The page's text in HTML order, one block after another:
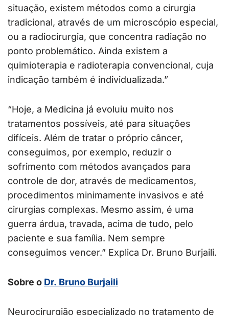
situação, existem métodos como a cirurgia
tradicional, através de um microscópio especial,
ou a radiocirurgia, que concentra radiação no
ponto problemático. Ainda existem a
quimioterapia e radioterapia convencional, cuja
indicação também é individualizada.”
“Hoje, a Medicina já evoluiu muito nos
tratamentos possíveis, até para situações
difíceis. Além de tratar o próprio câncer,
conseguimos, por exemplo, reduzir o
sofrimento com métodos avançados para
controle de dor, através de medicamentos,
procedimentos minimamente invasivos e até
cirurgias complexas. Mesmo assim, é uma
guerra árdua, travada, acima de tudo, pelo
paciente e sua família. Nem sempre
conseguimos vencer.” Explica Dr. Bruno Burjaili.
Sobre o Dr. Bruno Burjaili
Neurocirurgião especializado no tratamento de